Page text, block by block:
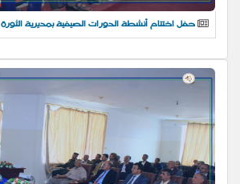
حفل اختتام أنشطة الدورات الصيفية بمديرية الثورة